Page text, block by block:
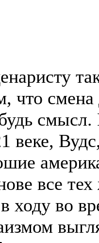
что смена
веке,
все
ходу во